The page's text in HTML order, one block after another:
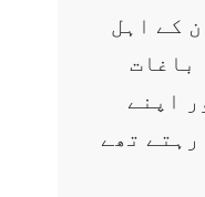
کے اہل
باغات
اپنے
تھے